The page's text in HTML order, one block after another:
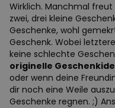
Wirklich. Manchmal
zwei, drei kleine
Geschenke, wohl
Geschenk. Wobei
keine schlechte
originelle
oder wenn deine
dir noch eine Weile
Geschenke regnen. ;)